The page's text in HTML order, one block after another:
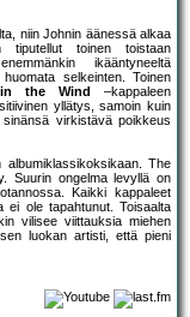
niin Johnin äänessä alkaa
toinen toistaan
ikääntyneeltä
selkeinten. Toinen
the Wind
–kappaleen
yllätys, samoin kuin
virkistävä poikkeus
The
Suurin ongelma levyllä on
Kaikki kappaleet
ei ole tapahtunut. Toisaalta
vilisee viittauksia miehen
luokan artisti, että pieni